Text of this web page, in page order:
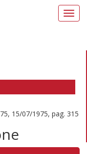
15/07/1975, pag. 315